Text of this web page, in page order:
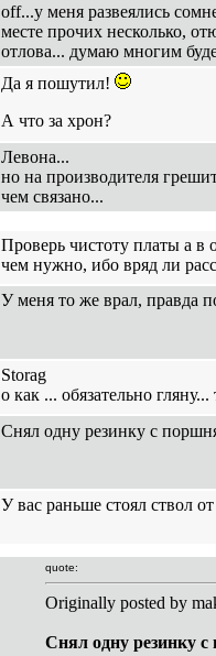
off...у меня развеялись
месте прочих несколько,
отлова... думаю многим
Да я пошутил!
А что за хрон?
Левона...
но на производителя
чем связано...
Проверь чистоту платы а в
чем нужно, ибо вряд ли
У меня то же врал, правда
Storag
о как ... обязательно
Снял одну резинку с
У вас раньше стоял ствол
quote:
Originally posted by
Снял одну резинку с